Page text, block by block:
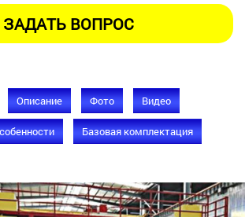
Описание Фото Видео
Базовая комплектация